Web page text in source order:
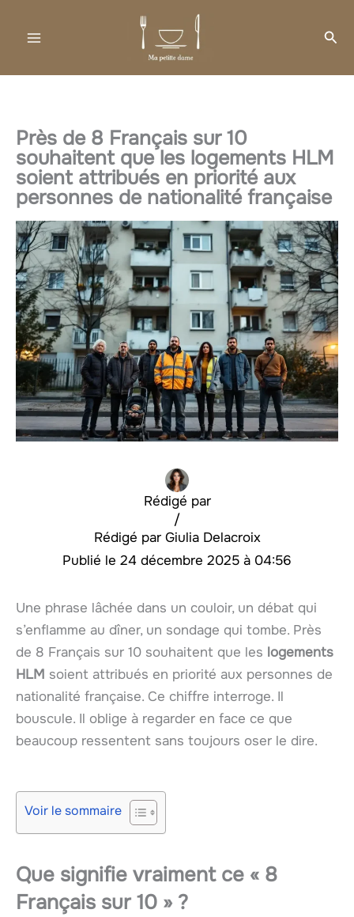
Près de 8 Français sur 10
souhaitent que les logements HLM
soient attribués en priorité aux
personnes de nationalité française
Rédigé par
Giulia Delacroix
/
24 décembre 2025 à 04:56
Une phrase lâchée dans un couloir, un débat qui
s’enflamme au dîner, un sondage qui tombe. Près
de 8 Français sur 10 souhaitent que les logements
HLM soient attribués en priorité aux personnes de
nationalité française. Ce chiffre interroge. Il
bouscule. Il oblige à regarder en face ce que
beaucoup ressentent sans toujours oser le dire.
Voir le sommaire
Que signifie vraiment ce « 8
Français sur 10 » ?